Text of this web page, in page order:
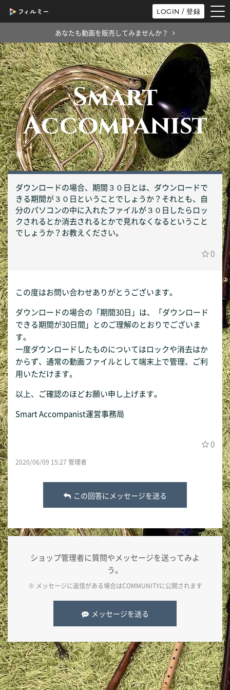
LOGIN / 登録
あなたも動画を販売してみませんか？
Smart
Accompanist
ダウンロードの場合、期間３０日とは、ダウンロードで
きる期間が３０日ということでしょうか？それとも、自
分のパソコンの中に入れたファイルが３０日したらロッ
クされるとか消去されるとかで見れなくなるということ
でしょうか？お教えください。
0
この度はお問い合わせありがとうございます。
ダウンロードの場合の「期間30日」は、「ダウンロード
できる期間が30日間」とのご理解のとおりでございま
す。
一度ダウンロードしたものについてはロックや消去はか
からず、通常の動画ファイルとして端末上で管理、ご利
用いただけます。
以上、ご確認のほどお願い申し上げます。
Smart Accompanist運営事務局
0
2020/06/09 15:27 管理者
この回答にメッセージを送る
ショップ管理者に質問やメッセージを送ってみよ
う。
※ メッセージに返信がある場合はCOMMUNITYに公開されます
メッセージを送る